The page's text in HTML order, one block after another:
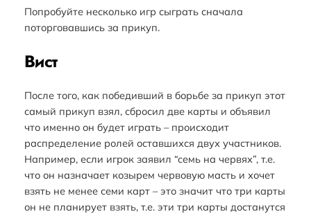
Попробуйте несколько игр сыграть сначала
поторговавшись за прикуп.
Вист
После того, как победивший в борьбе за прикуп этот
самый прикуп взял, сбросил две карты и объявил
что именно он будет играть – происходит
распределение ролей оставшихся двух участников.
Например, если игрок заявил “семь на червях”, т.е.
что он назначает козырем червовую масть и хочет
взять не менее семи карт – это значит что три карты
он не планирует взять, т.е. эти три карты достанутся